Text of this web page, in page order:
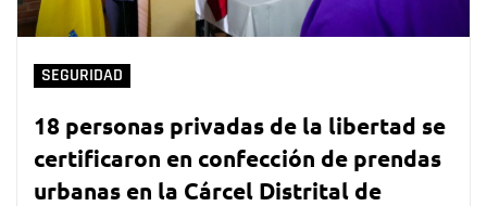
SEGURIDAD
18 personas privadas de la libertad se
certificaron en confección de prendas
urbanas en la Cárcel Distrital de